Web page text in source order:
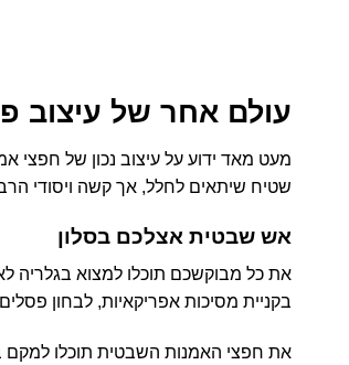
עולם אחר של עיצוב
מעט מאד ידוע על עיצוב נכון של חפצי
שטיח שיתאים לחלל, אך קשה ויסודי
אש שבטית אצלכם בסלון
את כל מבוקשכם תוכלו למצוא בגלריה
בקניית מסיכות אפריקאיות, לבחון
את חפצי האמנות השבטית תוכלו למקם